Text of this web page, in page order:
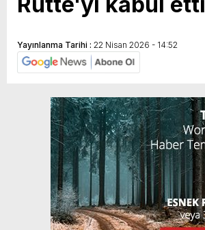
Yayınlanma Tarihi : 22 Nisan 2026 - 14:52